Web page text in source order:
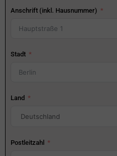
Anschrift (inkl. Hausnummer)
Stadt
Land
Postleitzahl